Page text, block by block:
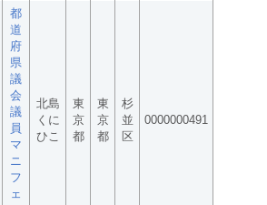
都
道
府
県
議
会
議
員
マ
ニ
フ
ェ
北島
くに
ひこ
東
京
都
東
京
都
杉
並
区
0000000491